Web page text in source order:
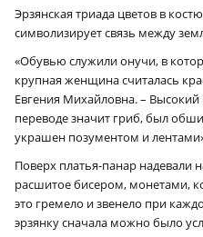
Эрзянская триада цветов в
символизирует связь между
«Обувью служили онучи, в
крупная женщина считалась
Евгения Михайловна. –
переводе значит гриб, был
украшен позументом и
Поверх платья-панар надевали
расшитое бисером, монетами,
это гремело и звенело при
эрзянку сначала можно было